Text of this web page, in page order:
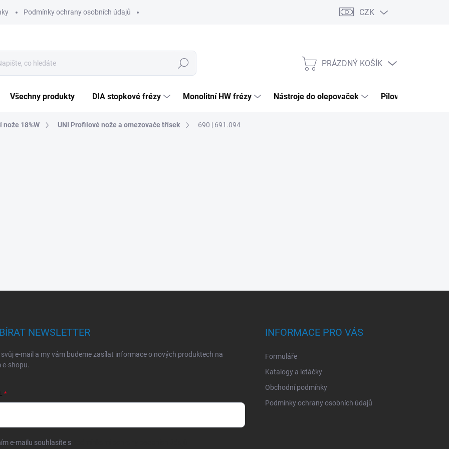
Podmínky ochrany osobních údajů CZK
Hledat
NÁKUPNÍ
PRÁZDNÝ KOŠÍK
Všechny produkty DIA stopkové frézy Monolitní HW frézy Nástroje do olepovaček Pilové kotouče
nože 18%W UNI Profilové nože a omezovače třísek 690 | 691.094
NEWSLETTER
e-mail a my vám budeme zasílat informace o nových produktech na
e-shopu.
e-mailu souhlasíte s
INFORMACE PRO VÁS
Formuláře
Katalogy a letáčky
Obchodní podmínky
Podmínky ochrany osobních údajů